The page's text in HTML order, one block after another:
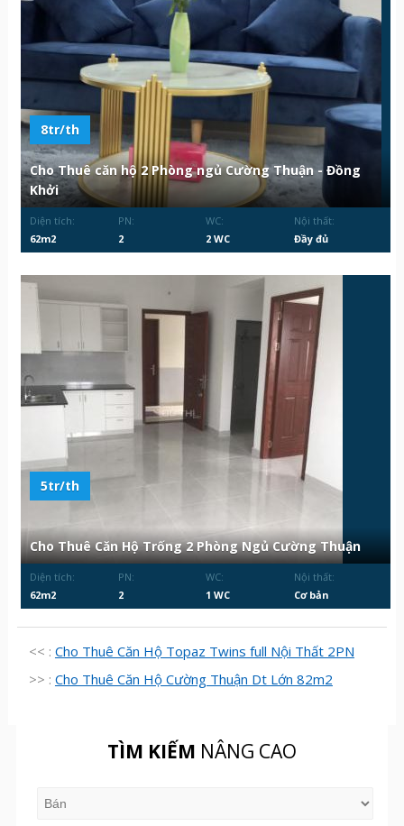
8tr/th
Cho Thuê căn hộ 2 Phòng ngủ Cường Thuận - Đồng
Khởi
Diện tích:
62m2
PN:
2
WC:
2 WC
Nội thất:
Đầy đủ
5tr/th
Cho Thuê Căn Hộ Trống 2 Phòng Ngủ Cường Thuận
Diện tích:
62m2
PN:
2
WC:
1 WC
Nội thất:
Cơ bản
<< : Cho Thuê Căn Hộ Topaz Twins full Nội Thất 2PN
>> : Cho Thuê Căn Hộ Cường Thuận Dt Lớn 82m2
TÌM KIẾM NÂNG CAO